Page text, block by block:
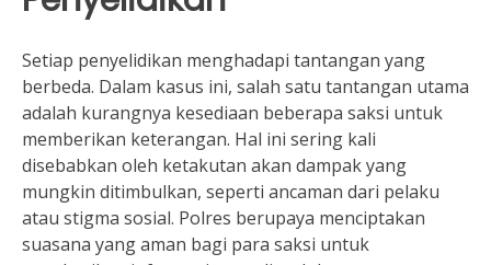
Setiap penyelidikan menghadapi tantangan yang
berbeda. Dalam kasus ini, salah satu tantangan utama
adalah kurangnya kesediaan beberapa saksi untuk
memberikan keterangan. Hal ini sering kali
disebabkan oleh ketakutan akan dampak yang
mungkin ditimbulkan, seperti ancaman dari pelaku
atau stigma sosial. Polres berupaya menciptakan
suasana yang aman bagi para saksi untuk